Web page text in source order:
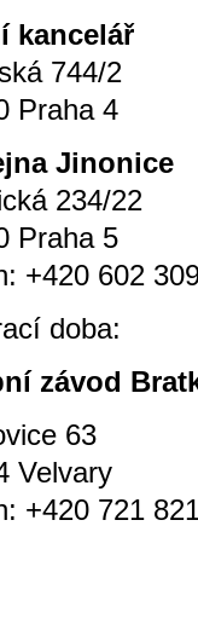
kancelář
744/2
Praha 4
Jinonice
234/22
Praha 5
+420 602
závod
63
Velvary
+420 721